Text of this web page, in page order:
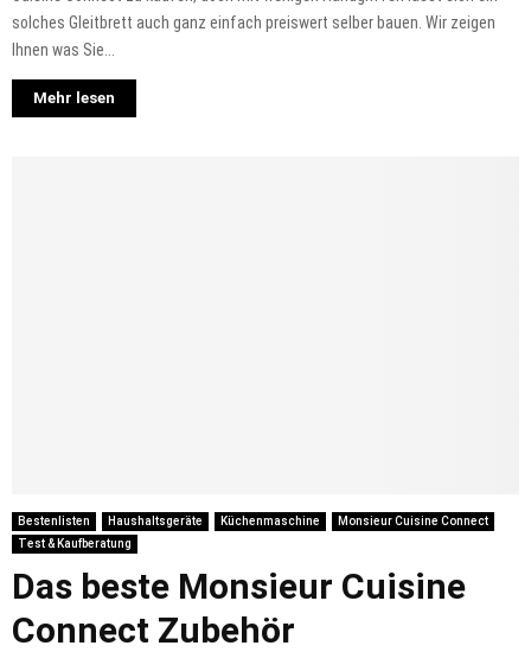
solches Gleitbrett auch ganz einfach preiswert selber bauen. Wir zeigen
Ihnen was Sie...
Mehr lesen
Bestenlisten Haushaltsgeräte Küchenmaschine
Monsieur Cuisine Connect
Test & Kaufberatung
Das beste Monsieur Cuisine
Connect Zubehör